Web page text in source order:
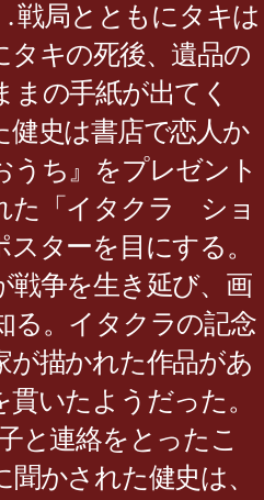
戦局とともにタキは
タキの死後、遺品の
の手紙が出てく
健史は書店で恋人か
うち』をプレゼント
た「イタクラ ショ
ターを目にする。
戦争を生き延び、画
る。イタクラの記念
が描かれた作品があ
いたようだった。
と連絡をとったこ
かされた健史は、